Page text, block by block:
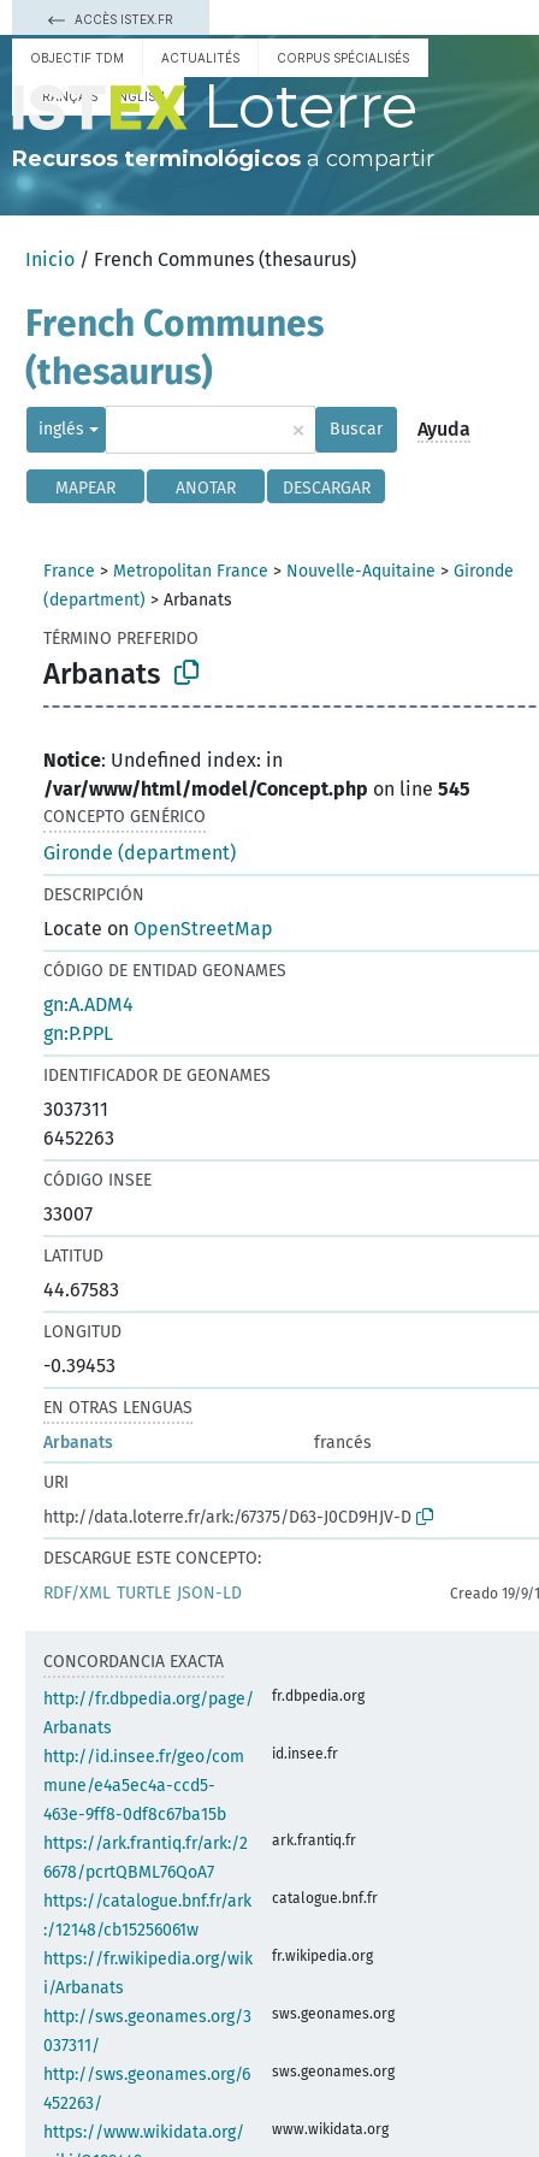
ACCÈS ISTEX.FR
OBJECTIF TDM ACTUALITÉS CORPUS SPÉCIALISÉS
FRANÇAIS ENGLISH Loterre
Recursos terminológicos a compartir
Inicio / French Communes (thesaurus)
French Communes
(thesaurus)
inglés × Buscar Ayuda
MAPEAR ANOTAR DESCARGAR
France > Metropolitan France > Nouvelle-Aquitaine >Gironde
(department) >Arbanats
TÉRMINO PREFERIDO
Arbanats
Notice: Undefined index: in
/var/www/html/model/Concept.php on line545
CONCEPTO GENÉRICO
Gironde (department)
DESCRIPCIÓN
Locate onOpenStreetMap
CÓDIGO DE ENTIDAD GEONAMES
gn:A.ADM4
gn:P.PPL
IDENTIFICADOR DE GEONAMES
3037311
6452263
CÓDIGO INSEE
33007
LATITUD
44.67583
LONGITUD
-0.39453
EN OTRAS LENGUAS
Arbanats
francés
URI
http://data.loterre.fr/ark:/67375/D63-J0CD9HJV-D
DESCARGUE ESTE CONCEPTO:
RDF/XML TURTLE JSON-LD Creado 19/9/
CONCORDANCIA EXACTA
http://fr.dbpedia.org/page/
Arbanats
fr.dbpedia.org
http://id.insee.fr/geo/com
mune/e4a5ec4a-ccd5-
463e-9ff8-0df8c67ba15b
id.insee.fr
https://ark.frantiq.fr/ark:/2
6678/pcrtQBML76QoA7
ark.frantiq.fr
https://catalogue.bnf.fr/ark
:/12148/cb15256061w
catalogue.bnf.fr
https://fr.wikipedia.org/wik
i/Arbanats
fr.wikipedia.org
http://sws.geonames.org/3
037311/
sws.geonames.org
http://sws.geonames.org/6
452263/
sws.geonames.org
https://www.wikidata.org/
www.wikidata.org